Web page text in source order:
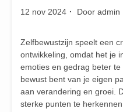
12 nov 2024 Door admin
Zelfbewustzijn speelt een
ontwikkeling, omdat het je
emoties en gedrag beter
bewust bent van je eigen
aan verandering en groei.
sterke punten te